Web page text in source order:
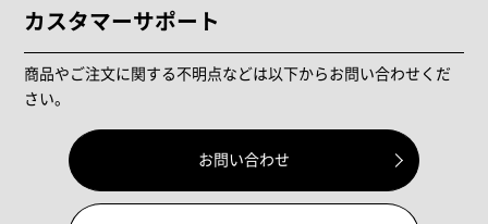
カスタマーサポート
商品やご注文に関する不明点などは以下からお問い合わせくだ
さい。
お問い合わせ